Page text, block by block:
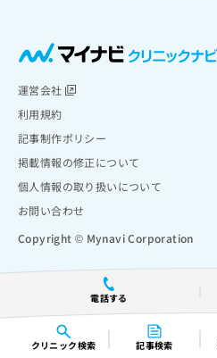
クリニック検索 記事検索
電話する
運営会社
利用規約
記事制作ポリシー
掲載情報の修正について
個人情報の取り扱いについて
お問い合わせ
Copyright © Mynavi Corporation